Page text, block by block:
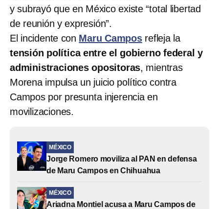
y subrayó que en México existe “total libertad
de reunión y expresión”.
El incidente con Maru Camposrefleja la
tensión política entre el gobierno federal y
administraciones opositoras, mientras
Morena impulsa un juicio político contra
Campos por presunta injerencia en
movilizaciones.
MÉXICO
Jorge Romero moviliza al PAN en defensa
de Maru Campos en Chihuahua
MÉXICO
Ariadna Montiel acusa a Maru Campos de